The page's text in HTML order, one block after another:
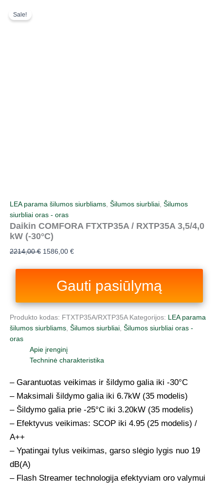
Sale!
LEA parama šilumos siurbliams, Šilumos siurbliai, Šilumos
siurbliai oras - oras
Daikin COMFORA FTXTP35A / RXTP35A 3,5/4,0
kW (-30°C)
2214,00€ 1586,00 €
Gauti pasiūlymą
Produkto kodas: FTXTP35A/RXTP35A Kategorijos:
LEA parama
šilumos siurbliams Šilumos siurbliai Šilumos siurbliai oras -
oras
Apie įrenginį
Techninė charakteristika
– Garantuotas veikimas ir šildymo galia iki -30°C
– Maksimali šildymo galia iki 6.7kW (35 modelis)
– Šildymo galia prie -25°C iki 3.20kW (35 modelis)
– Efektyvus veikimas: SCOP iki 4.95 (25 modelis) /
A++
– Ypatingai tylus veikimas, garso slėgio lygis nuo 19
dB(A)
– Flash Streamer technologija efektyviam oro valymui